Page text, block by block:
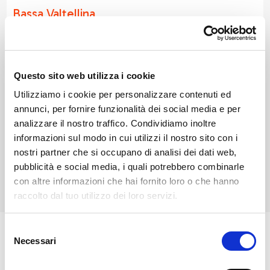
Questo sito web utilizza i cookie
Utilizziamo i cookie per personalizzare contenuti ed
annunci, per fornire funzionalità dei social media e per
analizzare il nostro traffico. Condividiamo inoltre
informazioni sul modo in cui utilizzi il nostro sito con i
nostri partner che si occupano di analisi dei dati web,
pubblicità e social media, i quali potrebbero combinarle
con altre informazioni che hai fornito loro o che hanno
raccolto dal tuo utilizzo dei loro servizi.
delNecessari
Bassa Valtellina
Mello si trova sulla Costiera dei Cech, in Bassa
risalente al XII secolo.Da visitare la chiesa di San
Fedele, riedificata nel XVIII secolo e impreziosita da
opere donate dagli emigranti locali. È punto di
partenza per escursioni tra i terrazzamenti vitati verso
Cino e la Costiera. Ogni ottobre ospita “Gustosando”,
tour enogastronomico tra le cantine del borgo.​
L'abitato di Mello si estende su un ampio dosso